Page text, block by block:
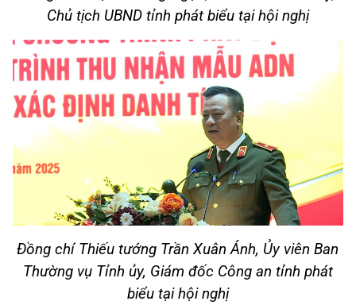
Chủ tịch UBND tỉnh phát biểu tại hội nghị
Đồng chí Thiếu tướng Trần Xuân Ánh, Ủy viên Ban
Thường vụ Tỉnh ủy, Giám đốc Công an tỉnh phát
biểu tại hội nghị